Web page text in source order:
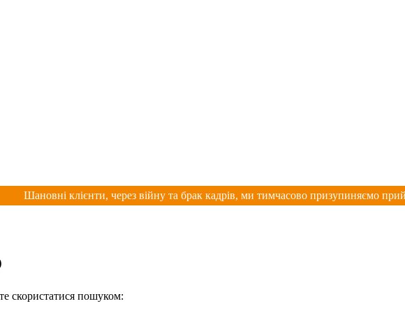
Шановні клієнти, через війну та брак кадрів, ми тимчасово призупиняємо
скористатися пошуком: